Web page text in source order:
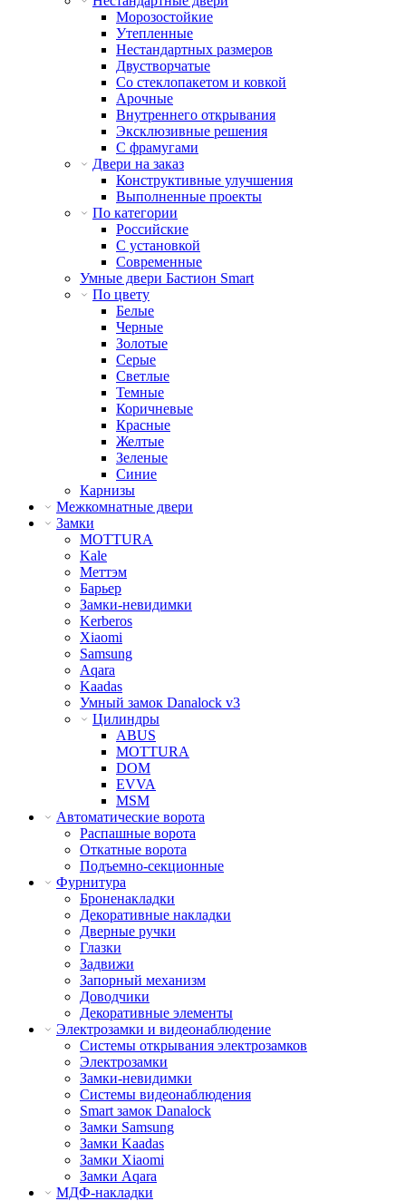
Морозостойкие
Утепленные
Нестандартных размеров
Двустворчатые
Со стеклопакетом и ковкой
Арочные
Внутреннего открывания
Эксклюзивные решения
С фрамугами
Двери на заказ
Конструктивные улучшения
Выполненные проекты
По категории
Российские
С установкой
Современные
Умные двери Бастион Smart
По цвету
Белые
Черные
Золотые
Серые
Светлые
Темные
Коричневые
Красные
Желтые
Зеленые
Синие
Карнизы
Межкомнатные двери
Замки
MOTTURA
Kale
Меттэм
Барьер
Замки-невидимки
Kerberos
Xiaomi
Samsung
Aqara
Kaadas
Умный замок Danalock v3
Цилиндры
ABUS
MOTTURA
DOM
EVVA
MSM
Автоматические ворота
Распашные ворота
Откатные ворота
Подъемно-секционные
Фурнитура
Броненакладки
Декоративные накладки
Дверные ручки
Глазки
Задвижи
Запорный механизм
Доводчики
Декоративные элементы
Электрозамки и видеонаблюдение
Системы открывания электрозамков
Электрозамки
Замки-невидимки
Системы видеонаблюдения
Smart замок Danalock
Замки Samsung
Замки Kaadas
Замки Xiaomi
Замки Aqara
МДФ-накладки